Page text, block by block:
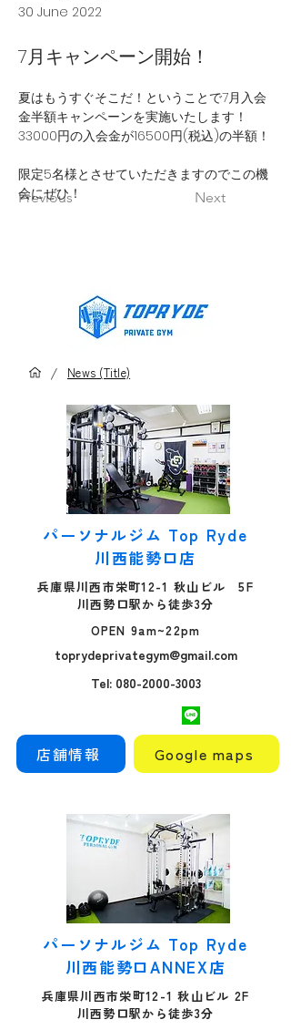
30 June 2022
7月キャンペーン開始！
Previous Next
夏はもうすぐそこだ！ということで7月入会
金半額キャンペーンを実施いたします！
33000円の入会金が16500円(税込)の半額！
限定5名様とさせていただきますのでこの機
会にぜひ！
/ News (Title)
パーソナルジム Top Ryde
川西能勢口店
兵庫県川西市栄町12-1 秋山ビル 5F
川西勢口駅から徒歩3分
OPEN 9am~22pm
toprydeprivategym@gmail.com
Tel: 080-2000-3003
店舗情報 Google maps
パーソナルジム Top Ryde
川西能勢口ANNEX店
兵庫県川西市栄町12-1 秋山ビル 2F
川西勢口駅から徒歩3分